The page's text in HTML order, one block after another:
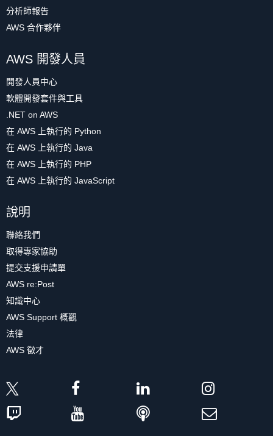
分析師報告
AWS 合作夥伴
AWS 開發人員
開發人員中心
軟體開發套件與工具
.NET on AWS
在 AWS 上執行的 Python
在 AWS 上執行的 Java
在 AWS 上執行的 PHP
在 AWS 上執行的 JavaScript
說明
聯絡我們
取得專家協助
提交支援申請單
AWS re:Post
知識中心
AWS Support 概觀
法律
AWS 徵才